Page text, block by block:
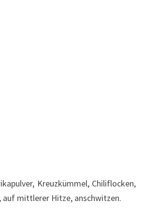
Kreuzkümmel, Chiliflocken,
auf mittlerer Hitze, anschwitzen.